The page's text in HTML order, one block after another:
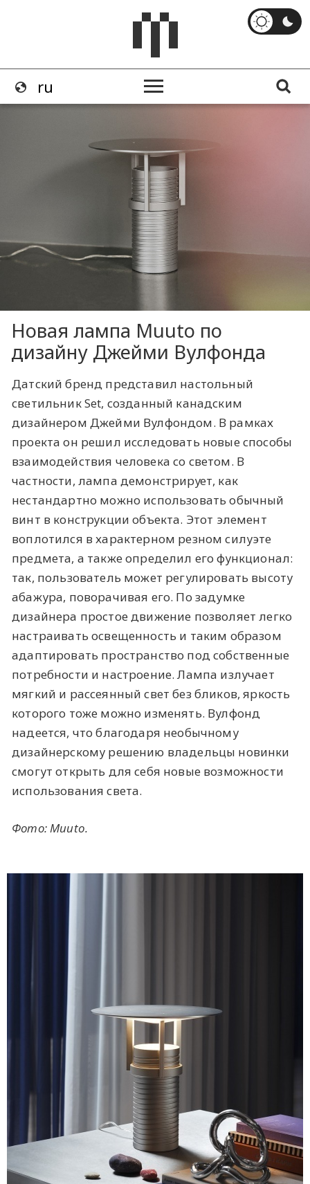
Новая лампа Muuto по
дизайну Джейми Вулфонда
Датский бренд представил настольный
светильник Set, созданный канадским
дизайнером Джейми Вулфондом. В рамках
проекта он решил исследовать новые способы
взаимодействия человека со светом. В
частности, лампа демонстрирует, как
нестандартно можно использовать обычный
винт в конструкции объекта. Этот элемент
воплотился в характерном резном силуэте
предмета, а также определил его функционал:
так, пользователь может регулировать высоту
абажура, поворачивая его. По задумке
дизайнера простое движение позволяет легко
настраивать освещенность и таким образом
адаптировать пространство под собственные
потребности и настроение. Лампа излучает
мягкий и рассеянный свет без бликов, яркость
которого тоже можно изменять. Вулфонд
надеется, что благодаря необычному
дизайнерскому решению владельцы новинки
смогут открыть для себя новые возможности
использования света.
Фото: Muuto.